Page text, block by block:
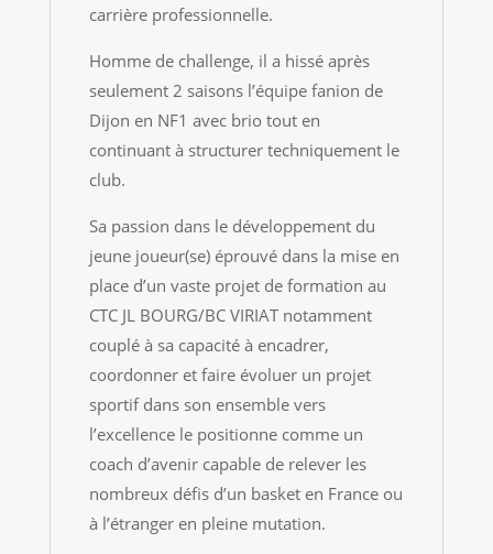
carrière professionnelle.
Homme de challenge, il a hissé après
seulement 2 saisons l’équipe fanion de
Dijon en NF1 avec brio tout en
continuant à structurer techniquement le
club.
Sa passion dans le développement du
jeune joueur(se) éprouvé dans la mise en
place d’un vaste projet de formation au
CTC JL BOURG/BC VIRIAT notamment
couplé à sa capacité à encadrer,
coordonner et faire évoluer un projet
sportif dans son ensemble vers
l’excellence le positionne comme un
coach d’avenir capable de relever les
nombreux défis d’un basket en France ou
à l’étranger en pleine mutation.